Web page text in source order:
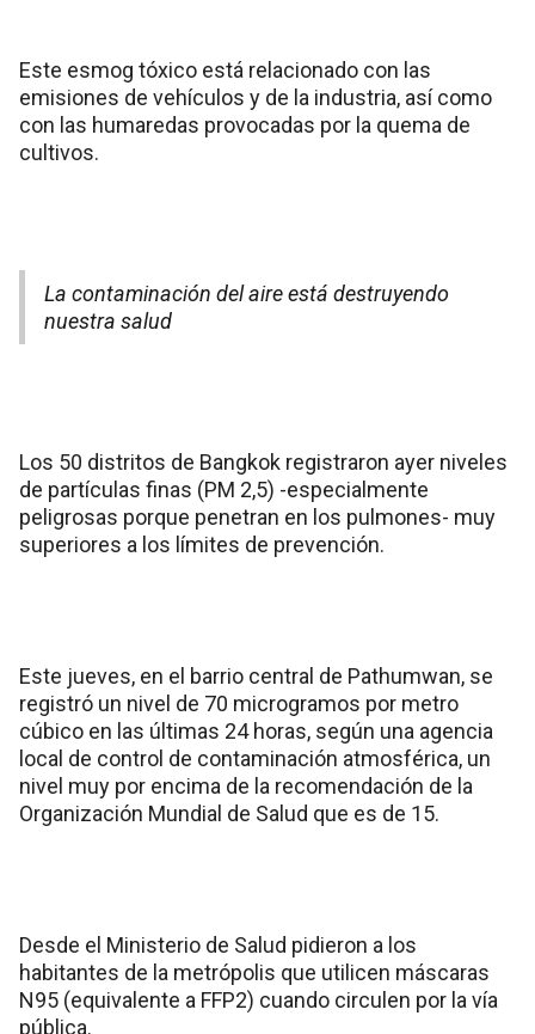
Este esmog tóxico está relacionado con las
emisiones de vehículos y de la industria, así como
con las humaredas provocadas por la quema de
cultivos.
La contaminación del aire está destruyendo
nuestra salud
Los 50 distritos de Bangkok registraron ayer niveles
de partículas finas (PM 2,5) -especialmente
peligrosas porque penetran en los pulmones- muy
superiores a los límites de prevención.
Este jueves, en el barrio central de Pathumwan, se
registró un nivel de 70 microgramos por metro
cúbico en las últimas 24 horas, según una agencia
local de control de contaminación atmosférica, un
nivel muy por encima de la recomendación de la
Organización Mundial de Salud que es de 15.
Desde el Ministerio de Salud pidieron a los
habitantes de la metrópolis que utilicen máscaras
N95 (equivalente a FFP2) cuando circulen por la vía
pública.